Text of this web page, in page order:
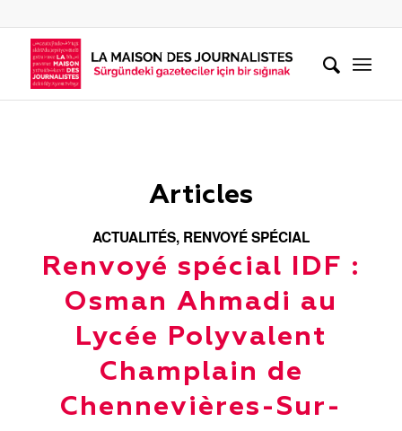
Articles
ACTUALITÉS, RENVOYÉ SPÉCIAL
Renvoyé spécial IDF :
Osman Ahmadi au
Lycée Polyvalent
Champlain de
Chennevières-Sur-